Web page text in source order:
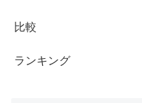
比較
ランキング